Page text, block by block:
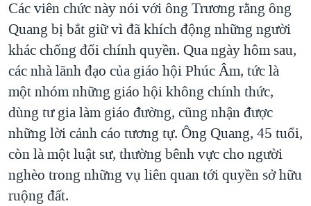
Các viên chức này nói với ông Trương rằng ông
Quang bị bắt giữ vì đã khích động những người
khác chống đối chính quyền. Qua ngày hôm sau,
các nhà lãnh đạo của giáo hội Phúc Âm, tức là
một nhóm những giáo hội không chính thức,
dùng tư gia làm giáo đường, cũng nhận được
những lời cảnh cáo tương tự. Ông Quang, 45 tuổi,
còn là một luật sư, thường bênh vực cho người
nghèo trong những vụ liên quan tới quyền sở hữu
ruộng đất.